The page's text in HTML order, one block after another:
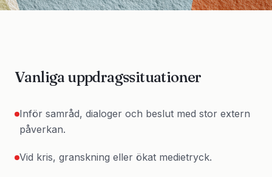
Vanliga uppdragssituationer
Inför samråd, dialoger och beslut med stor extern
påverkan.
Vid kris, granskning eller ökat medietryck.